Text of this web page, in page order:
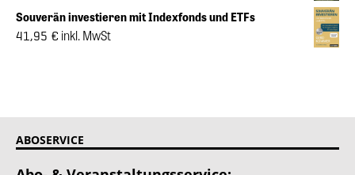
Souverän investieren mit Indexfonds und ETFs
41,95 € inkl. MwSt
ABOSERVICE